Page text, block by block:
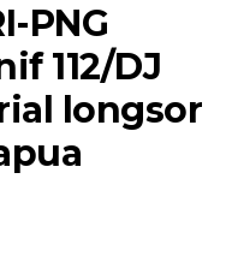
PNG
112/DJ
longsor